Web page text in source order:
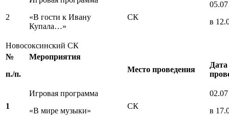
2
«В гости к Ивану
Купала…»
СК
05.07
в
Новосоксинский СК
№
п./п.
Мероприятия
Место проведения
Дата
1
Игровая программа
«В мире музыки»
СК
02.07
в